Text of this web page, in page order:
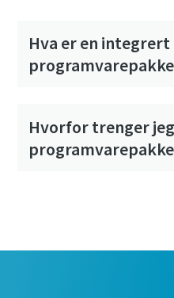
Hva er en integrert
Hvorfor trenger